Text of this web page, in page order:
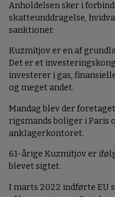
Anholdelsen sker i
skatteunddragelse,
sanktioner.
Kuzmitjov er en af
Det er et
investerer i gas,
og meget andet.
Mandag blev der
rigsmands boliger i Paris
anklagerkontoret.
61-årige Kuzmitjov er
blevet sigtet.
I marts 2022 indførte EU